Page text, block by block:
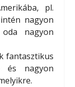
pl.
nagyon
nagyon
fantasztikus
és nagyon